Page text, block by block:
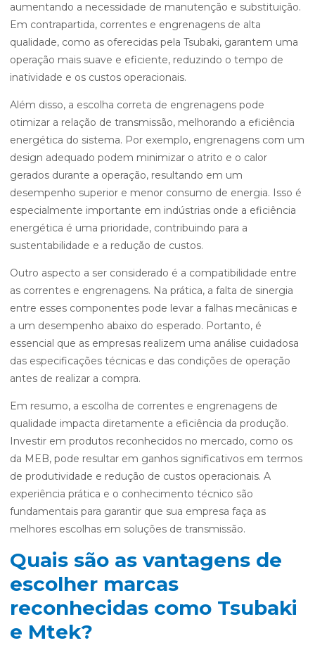
aumentando a necessidade de manutenção e substituição.
Em contrapartida, correntes e engrenagens de alta
qualidade, como as oferecidas pela Tsubaki, garantem uma
operação mais suave e eficiente, reduzindo o tempo de
inatividade e os custos operacionais.
Além disso, a escolha correta de engrenagens pode
otimizar a relação de transmissão, melhorando a eficiência
energética do sistema. Por exemplo, engrenagens com um
design adequado podem minimizar o atrito e o calor
gerados durante a operação, resultando em um
desempenho superior e menor consumo de energia. Isso é
especialmente importante em indústrias onde a eficiência
energética é uma prioridade, contribuindo para a
sustentabilidade e a redução de custos.
Outro aspecto a ser considerado é a compatibilidade entre
as correntes e engrenagens. Na prática, a falta de sinergia
entre esses componentes pode levar a falhas mecânicas e
a um desempenho abaixo do esperado. Portanto, é
essencial que as empresas realizem uma análise cuidadosa
das especificações técnicas e das condições de operação
antes de realizar a compra.
Em resumo, a escolha de correntes e engrenagens de
qualidade impacta diretamente a eficiência da produção.
Investir em produtos reconhecidos no mercado, como os
da MEB, pode resultar em ganhos significativos em termos
de produtividade e redução de custos operacionais. A
experiência prática e o conhecimento técnico são
fundamentais para garantir que sua empresa faça as
melhores escolhas em soluções de transmissão.
Quais são as vantagens de
escolher marcas
reconhecidas como Tsubaki
e Mtek?